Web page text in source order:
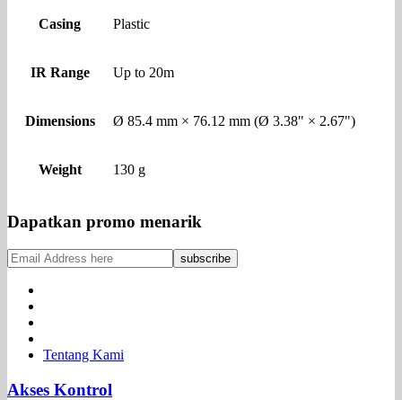
Casing Plastic
IR Range Up to 20m
Dimensions Ø 85.4 mm × 76.12 mm (Ø 3.38" × 2.67")
Weight 130 g
Dapatkan promo menarik
Tentang Kami
Akses Kontrol